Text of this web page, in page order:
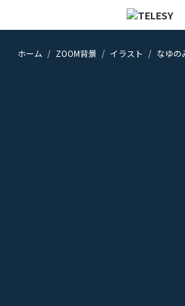
ホーム ZOOM背景 イラスト なゆの